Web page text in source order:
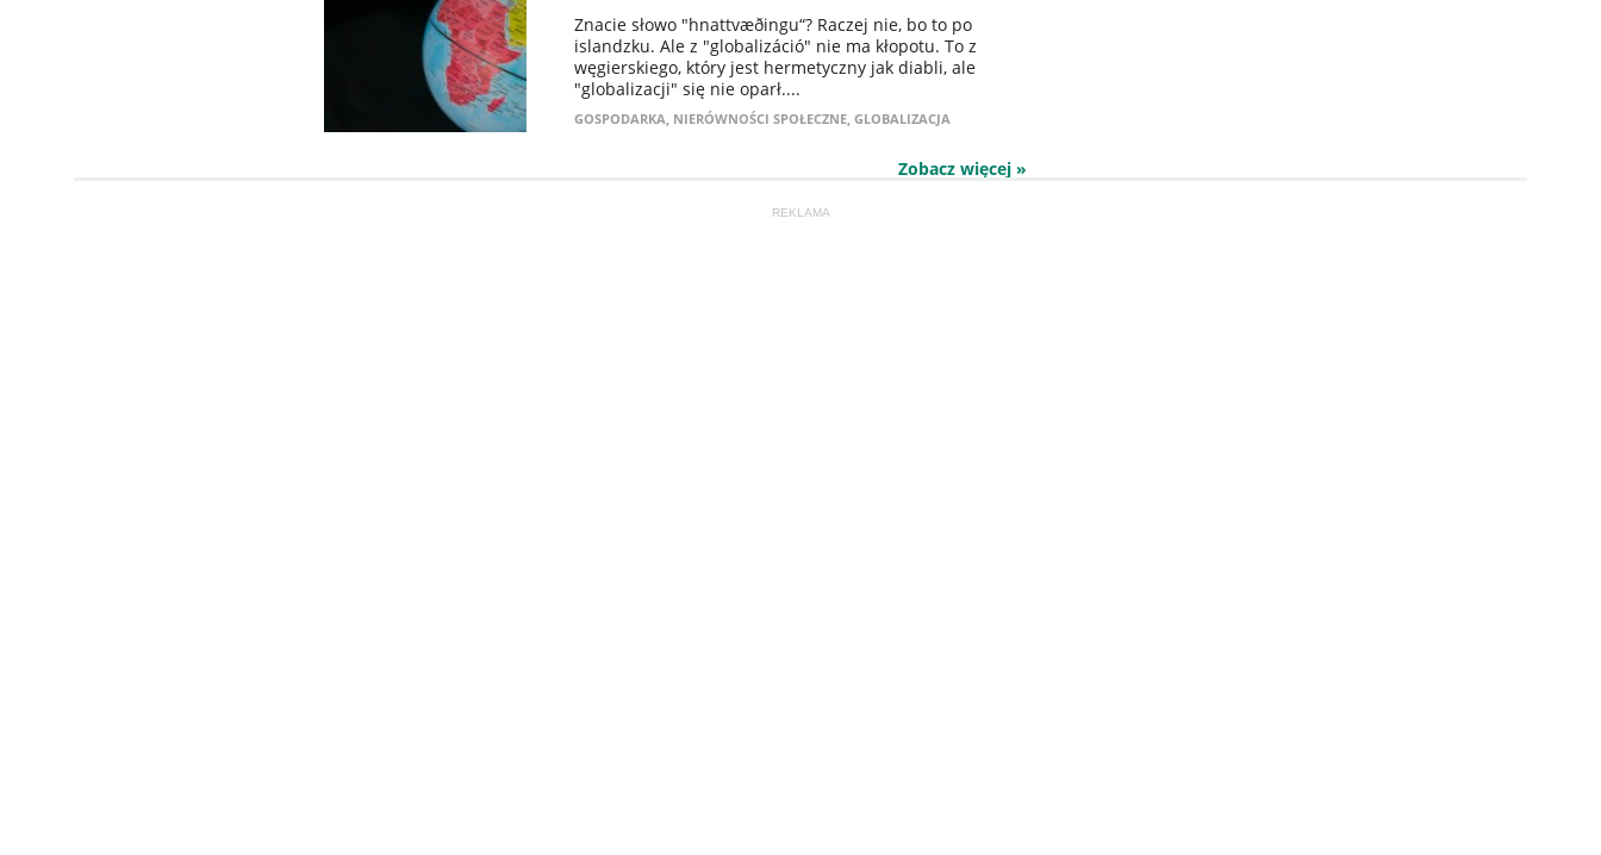
Znacie słowo "hnattvæðingu“? Raczej nie, bo to po
islandzku. Ale z "globalizáció" nie ma kłopotu. To z
węgierskiego, który jest hermetyczny jak diabli, ale
"globalizacji" się nie oparł....
GOSPODARKA, NIERÓWNOŚCI SPOŁECZNE, GLOBALIZACJA
Zobacz więcej »
REKLAMA